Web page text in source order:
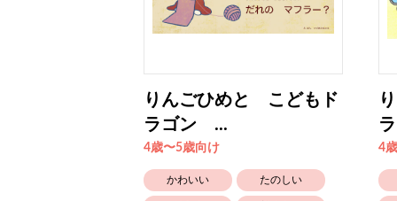
りんごひめと こどもド
ラゴン ...
4歳〜5歳向け
かわいい たのしい
4